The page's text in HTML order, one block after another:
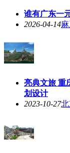
谁有广东一
2026-04-14
亮典文旅 重
划设计
2023-10-27